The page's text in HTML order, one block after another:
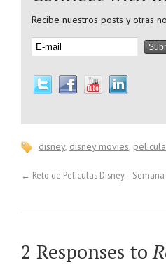
Recibe nuestros posts y otras
disney, disney movies,
← Reto de Películas Disney – Semana
2 Responses to